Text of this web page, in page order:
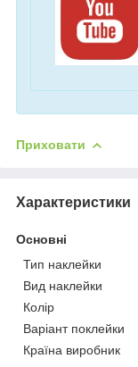
Приховати
Характеристики
Основні
Тип наклейки
Вид наклейки
Колір
Варіант поклейки
Країна виробник